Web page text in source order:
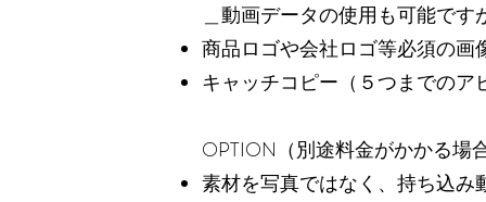
＿動画データの使用も可能で
商品ロゴや会社ロゴ等必須の画
キャッチコピー（５つまでの
OPTION（別途料金がかかる場
素材を写真ではなく、持ち込